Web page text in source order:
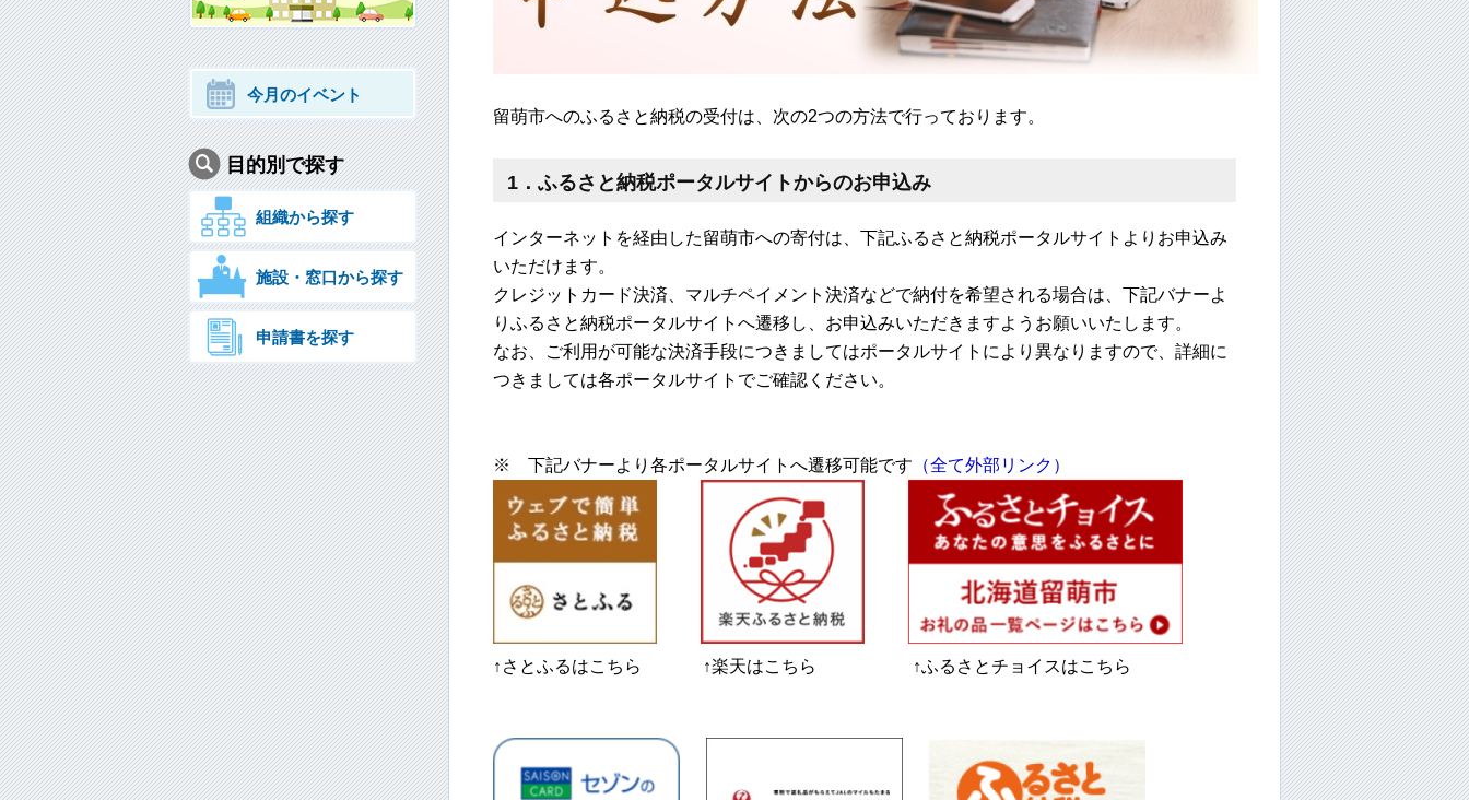
留萌市へのふるさと納税の受付は、次の2つの方法で行っております。
1．ふるさと納税ポータルサイトからのお申込み
インターネットを経由した留萌市への寄付は、下記ふるさと納税ポータルサイトよりお申込み
いただけます。
クレジットカード決済、マルチペイメント決済などで納付を希望される場合は、下記バナーよ
りふるさと納税ポータルサイトへ遷移し、お申込みいただきますようお願いいたします。
なお、ご利用が可能な決済手段につきましてはポータルサイトにより異なりますので、詳細に
つきましては各ポータルサイトでご確認ください。
※ 下記バナーより各ポータルサイトへ遷移可能です （全て外部リンク）
↑さとふるはこちら ↑楽天はこちら ↑ふるさとチョイスはこちら
今月のイベント
目的別で探す
組織から探す
施設・窓口から探す
申請書を探す